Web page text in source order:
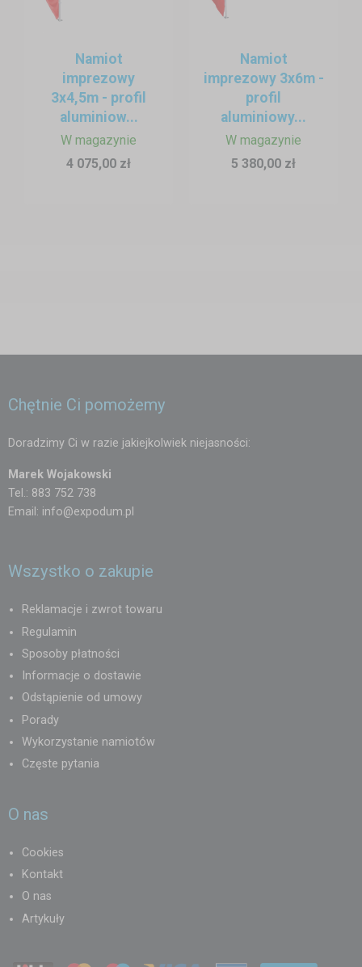
Namiot
imprezowy
3x4,5m - profil
aluminiow...
W magazynie
4 075,00 zł
Namiot
imprezowy 3x6m -
profil
aluminiowy...
W magazynie
5 380,00 zł
Chętnie Ci pomożemy
Doradzimy Ci w razie jakiejkolwiek niejasności:
Marek Wojakowski
Tel.: 883 752 738
Email: info@expodum.pl
Wszystko o zakupie
Reklamacje i zwrot towaru
Regulamin
Sposoby płatności
Informacje o dostawie
Odstąpienie od umowy
Porady
Wykorzystanie namiotów
Częste pytania
O nas
Cookies
Kontakt
O nas
Artykuły